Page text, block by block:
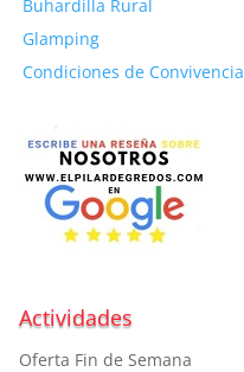
Buhardilla Rural
Glamping
Condiciones de Convivencia
Actividades
Oferta Fin de Semana